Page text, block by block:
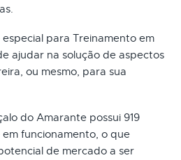
para Treinamento em
ajudar na solução de aspectos
ou mesmo, para sua
do Amarante possui 919
funcionamento, o que
de mercado a ser